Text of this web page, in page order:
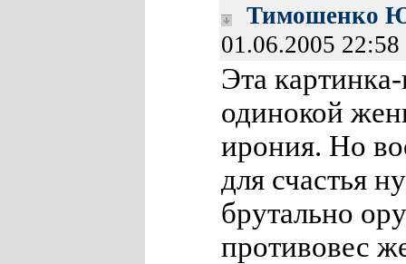
Тимошенко
01.06.2005 22:58
Эта
одинокой
ирония. Но
для счастья
брутально
противовес